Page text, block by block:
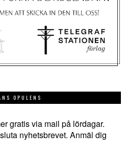
OPULENS
gratis via mail på lördagar.
nyhetsbrevet. Anmäl dig